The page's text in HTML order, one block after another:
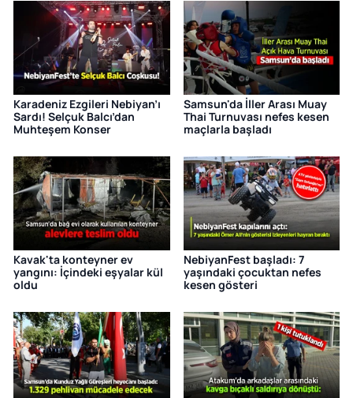
Karadeniz Ezgileri Nebiyan’ı
Sardı! Selçuk Balcı’dan
Muhteşem Konser
Samsun'da İller Arası Muay
Thai Turnuvası nefes kesen
maçlarla başladı
Kavak'ta konteyner ev
yangını: İçindeki eşyalar kül
oldu
NebiyanFest başladı: 7
yaşındaki çocuktan nefes
kesen gösteri